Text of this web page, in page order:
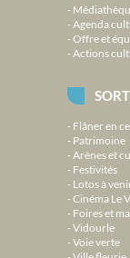
Agenda
Offre et
Actions
Flâner en
Patrimoine
Arènes et
Festivités
Lotos à
Cinéma Le
Foires et
Vidourle
Voie verte